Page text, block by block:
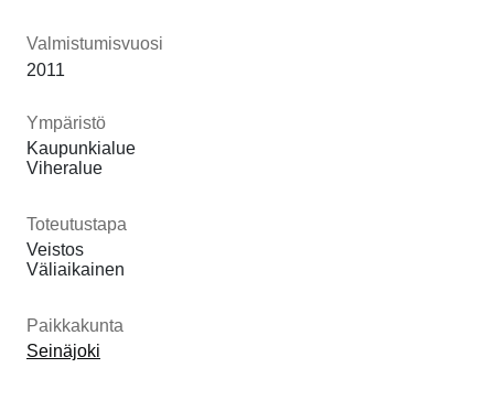
Valmistumisvuosi
2011
Ympäristö
Kaupunkialue
Viheralue
Toteutustapa
Veistos
Väliaikainen
Paikkakunta
Seinäjoki